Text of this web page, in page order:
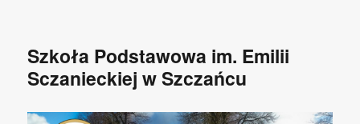
Szkoła Podstawowa im. Emilii
Sczanieckiej w Szczańcu